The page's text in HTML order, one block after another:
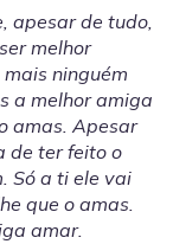
apesar de tudo,
melhor
ninguém
a melhor amiga
amas. Apesar
de ter feito o
Só a ti ele vai
que o amas.
amar.